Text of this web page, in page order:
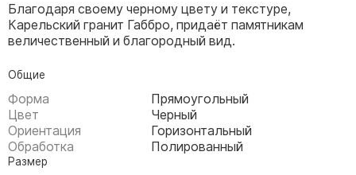
Памятники мужчине
Памятники дедушке
Памятники отцу
Памятники парню
Памятники сыну
Благодаря своему черному цвету и текстуре,
Карельский гранит Габбро, придаёт памятникам
величественный и благородный вид.
Общие
Форма
Прямоугольный
Цвет
Черный
Ориентация
Горизонтальный
Обработка
Полированный
Размер